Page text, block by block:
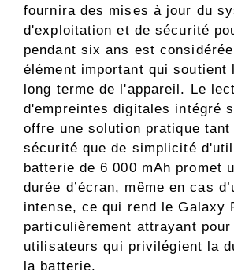
fournira des mises à jour du
d'exploitation et de sécurité
pendant six ans est
élément important qui
long terme de l'appareil. Le
d'empreintes digitales intégré
offre une solution pratique tant
sécurité que de simplicité
batterie de 6 000 mAh promet
durée d’écran, même en cas
intense, ce qui rend le Galaxy
particulièrement attrayant pour
utilisateurs qui privilégient la
la batterie.